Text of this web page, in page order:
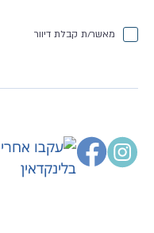
מאשר/ת קבלת דיוור